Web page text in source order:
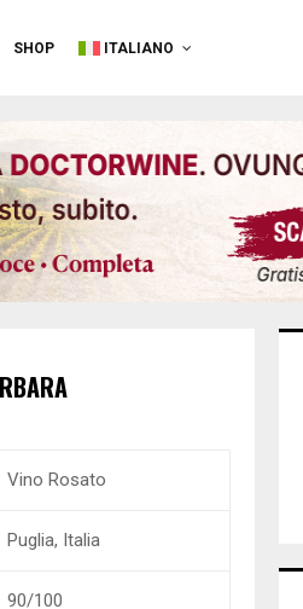
SHOP ITALIANO
Vino Rosato
Puglia, Italia
90/100